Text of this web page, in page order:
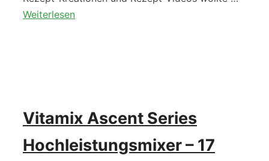
Weiterlesen
Vitamix Ascent Series
Hochleistungsmixer – 17